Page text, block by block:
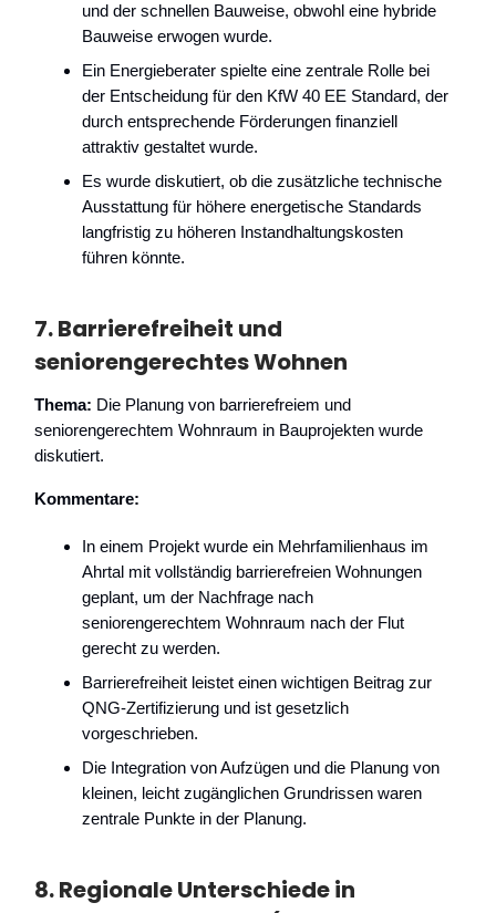
und der schnellen Bauweise, obwohl eine hybride
Bauweise erwogen wurde.
Ein Energieberater spielte eine zentrale Rolle bei
der Entscheidung für den KfW 40 EE Standard, der
durch entsprechende Förderungen finanziell
attraktiv gestaltet wurde.
Es wurde diskutiert, ob die zusätzliche technische
Ausstattung für höhere energetische Standards
langfristig zu höheren Instandhaltungskosten
führen könnte.
7.Barrierefreiheit und
seniorengerechtes Wohnen
Thema: Die Planung von barrierefreiem und
seniorengerechtem Wohnraum in Bauprojekten wurde
diskutiert.
Kommentare:
In einem Projekt wurde ein Mehrfamilienhaus im
Ahrtal mit vollständig barrierefreien Wohnungen
geplant, um der Nachfrage nach
seniorengerechtem Wohnraum nach der Flut
gerecht zu werden.
Barrierefreiheit leistet einen wichtigen Beitrag zur
QNG-Zertifizierung und ist gesetzlich
vorgeschrieben.
Die Integration von Aufzügen und die Planung von
kleinen, leicht zugänglichen Grundrissen waren
zentrale Punkte in der Planung.
8.Regionale Unterschiede in